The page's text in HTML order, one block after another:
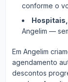
conforme o
Angelim —
Em Angelim
agendamento
descontos